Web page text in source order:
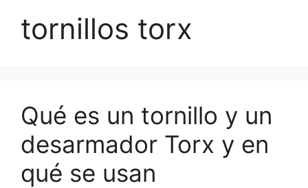
tornillos torx
Qué es un tornillo y un
desarmador Torx y en
qué se usan